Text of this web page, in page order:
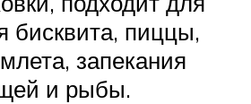
бисквита, пиццы,
запекания
и рыбы.